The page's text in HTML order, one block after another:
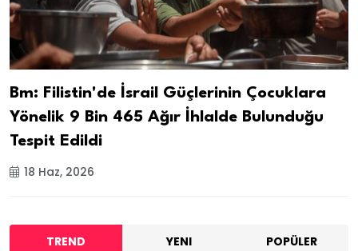
Bm: Filistin'de İsrail Güçlerinin Çocuklara
Yönelik 9 Bin 465 Ağır İhlalde Bulunduğu
Tespit Edildi
18 Haz, 2026
TREND YENI POPÜLER